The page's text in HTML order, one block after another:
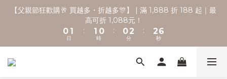
🚚 全館滿2000享免運 💨
🚚 全館滿2000享免運 💨
【父親節狂歡購🥂 買越多・折越多🎊】 | 滿 1,888 折 188 起｜最
高可折 1,088元！
6
4
3
7
5
4
7
6
5
4
6
5
4
3
6
5
4
3
7
6
5
8
6
5
3
8
7
6
5